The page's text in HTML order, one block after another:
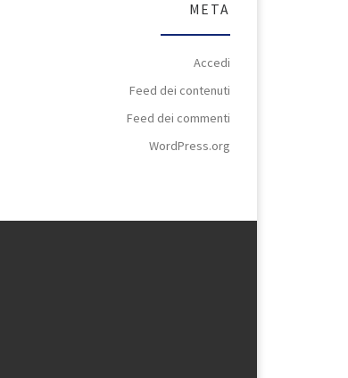
META
Accedi
Feed dei contenuti
Feed dei commenti
WordPress.org